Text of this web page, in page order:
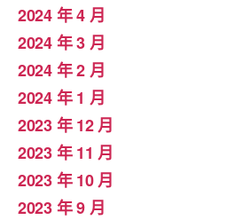
2024 年 4 月
2024 年 3 月
2024 年 2 月
2024 年 1 月
2023 年 12 月
2023 年 11 月
2023 年 10 月
2023 年 9 月